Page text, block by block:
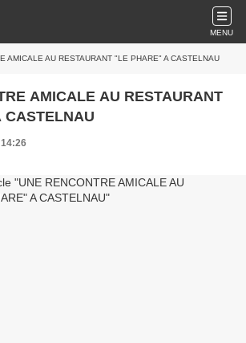
MENU
AMICALE AU RESTAURANT "LE PHARE" A CASTELNAU
AMICALE AU RESTAURANT